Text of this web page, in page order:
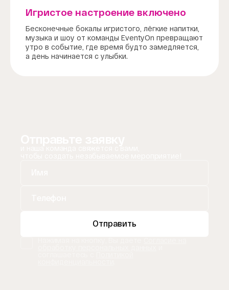
Игристое настроение включено
Бесконечные бокалы игристого, лёгкие напитки,
музыка и шоу от команды EventyOn превращают
утро в событие, где время будто замедляется,
а день начинается с улыбки.
Отправить